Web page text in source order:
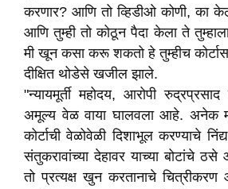
करणार? आणि तो व्हिडीओ कोणी, का
आणि तुम्ही तो कोठून पैदा केला ते
मी खून कसा करू शकतो हे तुम्हीच
दीक्षित थोडेसे खजील झाले.
"न्यायमूर्ती महोदय, आरोपी रुद्रप्रसाद
अमूल्य वेळ वाया घालवला आहे. अनेक
कोर्टाची वेळोवेळी दिशाभूल करण्याचे
संतुकरावांच्या देहावर याच्या बोटांचे
तो प्रत्यक्ष खुन करतानाचे चित्रीकरण